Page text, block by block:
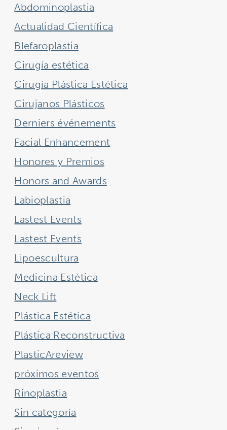
Abdominoplastia
Actualidad Científica
Blefaroplastia
Cirugía estética
Cirugía Plástica Estética
Cirujanos Plásticos
Derniers événements
Facial Enhancement
Honores y Premios
Honors and Awards
Labioplastia
Lastest Events
Lastest Events
Lipoescultura
Medicina Estética
Neck Lift
Plástica Estética
Plástica Reconstructiva
PlasticAreview
próximos eventos
Rinoplastia
Sin categoría